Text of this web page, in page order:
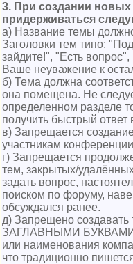
3. При создании
придерживаться
а) Название темы
Заголовки тем типо:
зайдите!", "Есть
Ваше неуважение к
б) Тема должна
она помещена. Не
определенном разделе
получить быстрый
в) Запрещается
участникам
г) Запрещается
тем, закpытых/
задать вопрос,
поиском по форуму,
обсуждался ранее.
д) Запрещено
ЗАГЛАВНЫМИ БУКВАМИ
или наименования
что традиционно